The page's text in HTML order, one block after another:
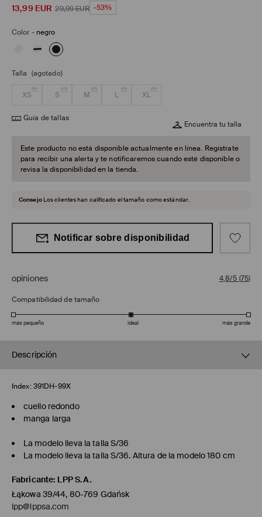
13,99 EUR 29,99EUR -53%
Color - negro
Talla (agotado)
XS S M L XL
Guía de tallas
Encuentra tu talla
Este producto no está disponible actualmente en línea. Regístrate
para recibir una alerta y te notificaremos cuando esté disponible o
revisa la disponibilidad en la tienda.
Consejo Los clientes han calificado el tamaño como estándar.
Notificar sobre disponibilidad
opiniones 4,8/5 (75)
Compatibilidad de tamaño
más pequeño ideal más grande
Descripción
Index: 391DH-99X
cuello redondo
manga larga
La modelo lleva la talla S/36
La modelo lleva la talla S/36. Altura de la modelo 180 cm
Fabricante: LPP S.A.
Łąkowa 39/44, 80-769 Gdańsk
lpp@lppsa.com